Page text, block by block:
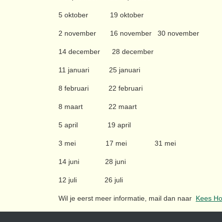
5 oktober 19 oktober
2 november 16 november 30 november
14 december 28 december
11 januari 25 januari
8 februari 22 februari
8 maart 22 maart
5 april 19 april
3 mei 17 mei 31 mei
14 juni 28 juni
12 juli 26 juli
Wil je eerst meer informatie, mail dan naar Kees